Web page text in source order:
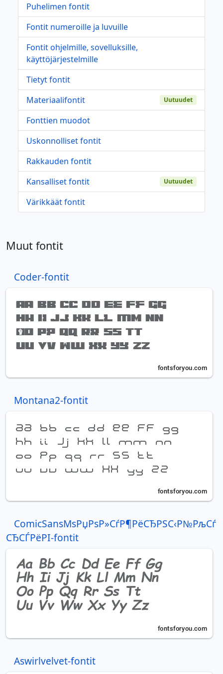
Puhelimen fontit
Fontit numeroille ja luvuille
Fontit ohjelmille, sovelluksille,
käyttöjärjestelmille
Tietyt fontit
Materiaalifontit
Uutuudet
Fonttien muodot
Uskonnolliset fontit
Rakkauden fontit
Kansalliset fontit
Uutuudet
Värikkäät fontit
Muut fontit
Coder-fontit
Montana2-fontit
ComicSansMsРџРѕР»СѓР¶РёСЂРЅС‹Р№РљСѓ
СЂСЃРёРІ-fontit
Aswirlvelvet-fontit